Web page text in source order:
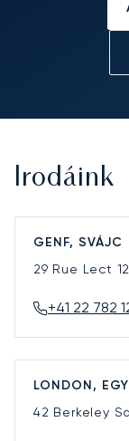
Irodáink
GENF, SVÁJC
29 Rue Lect
+41 22 782
LONDON,
42 Berkeley